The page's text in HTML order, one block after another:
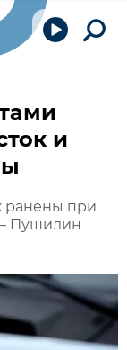
и
ранены при
Пушилин